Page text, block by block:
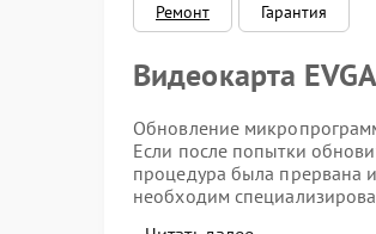
Ремонт Гарантия
Видеокарта
Обновление
Если после попытки
процедура была прервана
необходим